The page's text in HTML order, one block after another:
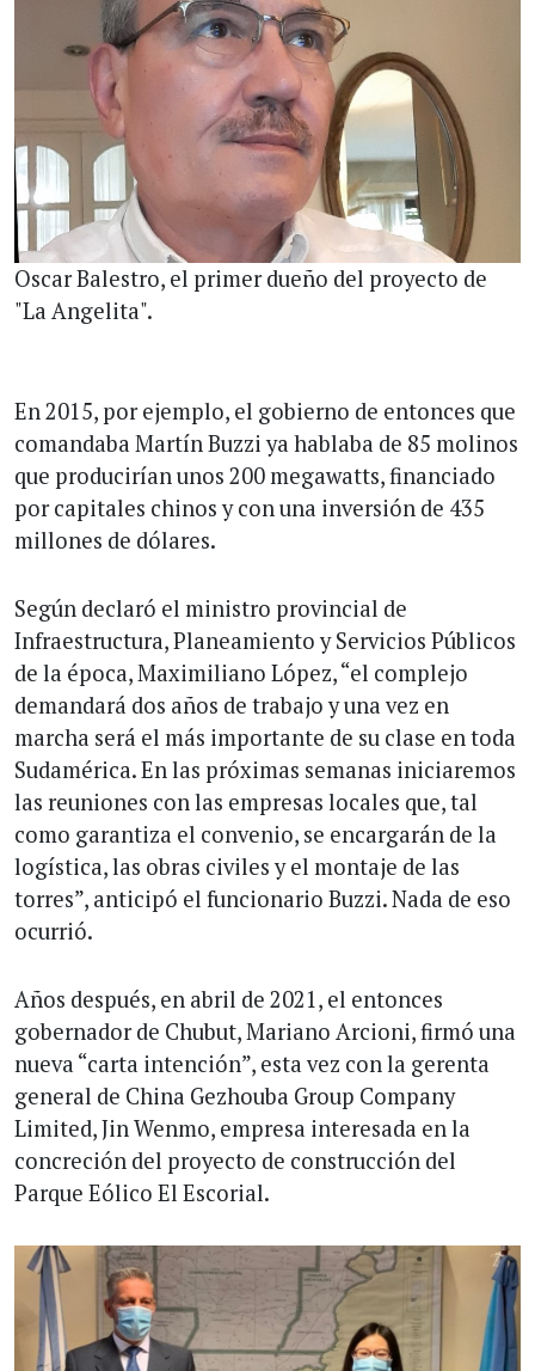
Oscar Balestro, el primer dueño del proyecto de
"La Angelita".
En 2015, por ejemplo, el gobierno de entonces que
comandaba Martín Buzzi ya hablaba de 85 molinos
que producirían unos 200 megawatts, financiado
por capitales chinos y con una inversión de 435
millones de dólares.
Según declaró el ministro provincial de
Infraestructura, Planeamiento y Servicios Públicos
de la época, Maximiliano López, “el complejo
demandará dos años de trabajo y una vez en
marcha será el más importante de su clase en toda
Sudamérica. En las próximas semanas iniciaremos
las reuniones con las empresas locales que, tal
como garantiza el convenio, se encargarán de la
logística, las obras civiles y el montaje de las
torres”, anticipó el funcionario Buzzi. Nada de eso
ocurrió.
Años después, en abril de 2021, el entonces
gobernador de Chubut, Mariano Arcioni, firmó una
nueva “carta intención”, esta vez con la gerenta
general de China Gezhouba Group Company
Limited, Jin Wenmo, empresa interesada en la
concreción del proyecto de construcción del
Parque Eólico El Escorial.